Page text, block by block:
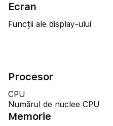
Ecran
Funcții ale display-ului
Procesor
CPU
Numărul de nuclee CPU
Memorie